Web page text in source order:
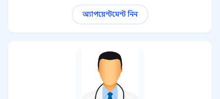
অ্যাপয়েন্টমেন্ট নিন